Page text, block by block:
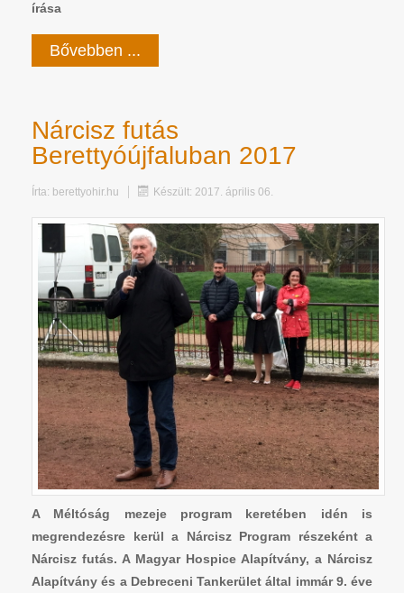
írása
Bővebben ...
Nárcisz futás
Berettyóújfaluban 2017
Írta: berettyohir.hu Készült: 2017. április 06.
A Méltóság mezeje program keretében idén is
megrendezésre kerül a Nárcisz Program részeként a
Nárcisz futás. A Magyar Hospice Alapítvány, a Nárcisz
Alapítvány és a Debreceni Tankerület által immár 9. éve